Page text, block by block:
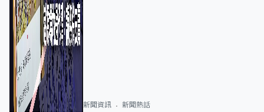
新聞資訊 新聞熱話